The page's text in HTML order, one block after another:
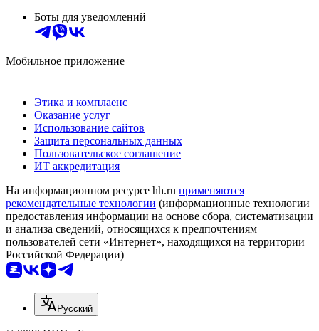
Боты для уведомлений
Мобильное приложение
Этика и комплаенс
Оказание услуг
Использование сайтов
Защита персональных данных
Пользовательское соглашение
ИТ аккредитация
На информационном ресурсе hh.ru применяются
рекомендательные технологии (информационные технологии
предоставления информации на основе сбора, систематизации
и анализа сведений, относящихся к предпочтениям
пользователей сети «Интернет», находящихся на территории
Российской Федерации)
Русский